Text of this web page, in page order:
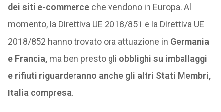
dei siti e-commerceche vendono in Europa. Al
momento, la Direttiva UE 2018/851 e la Direttiva UE
2018/852 hanno trovato ora attuazione in Germania
e Francia, ma ben presto gli obblighi su imballaggi
e rifiuti riguarderanno anche gli altri Stati Membri,
Italia compresa.